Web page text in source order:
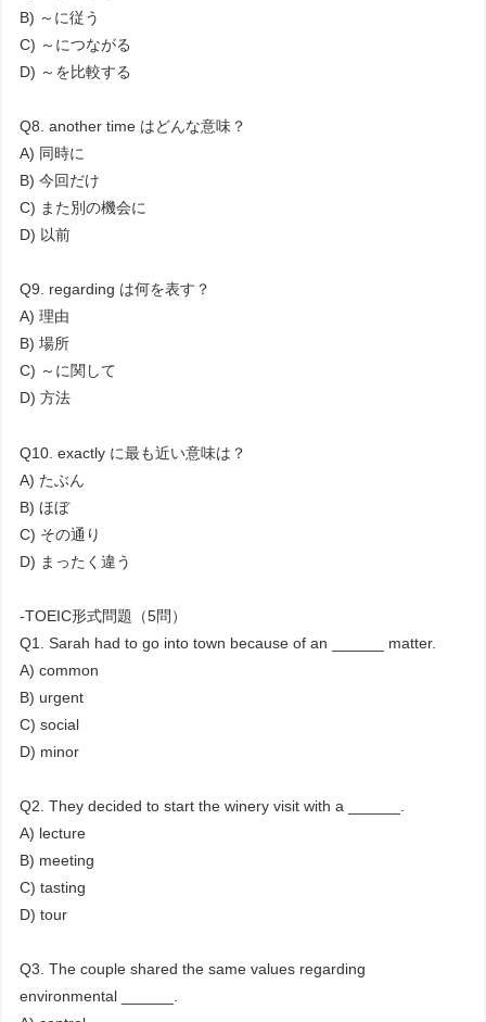
B) ～に従う
C) ～につながる
D) ～を比較する
Q8. another time はどんな意味？
A) 同時に
B) 今回だけ
C) また別の機会に
D) 以前
Q9. regarding は何を表す？
A) 理由
B) 場所
C) ～に関して
D) 方法
Q10. exactly に最も近い意味は？
A) たぶん
B) ほぼ
C) その通り
D) まったく違う
-TOEIC形式問題（5問）
Q1. Sarah had to go into town because of an ______ matter.
A) common
B) urgent
C) social
D) minor
Q2. They decided to start the winery visit with a ______.
A) lecture
B) meeting
C) tasting
D) tour
Q3. The couple shared the same values regarding
environmental ______.